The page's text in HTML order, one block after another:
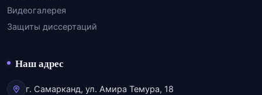
Видеогалерея
Защиты диссертаций
Наш адрес
г. Самарканд, ул. Амира Темура, 18